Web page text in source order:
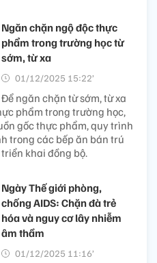
Ngăn chặn ngộ độc thực
phẩm trong trường học từ
sớm, từ xa
01/12/2025 15:22’
Để ngăn chặn từ sớm, từ xa
phẩm trong trường học,
gốc thực phẩm, quy trình
trong các bếp ăn bán trú
khai đồng bộ.
Ngày Thế giới phòng,
chống AIDS: Chặn đà trẻ
hóa và nguy cơ lây nhiễm
âm thầm
01/12/2025 11:16’